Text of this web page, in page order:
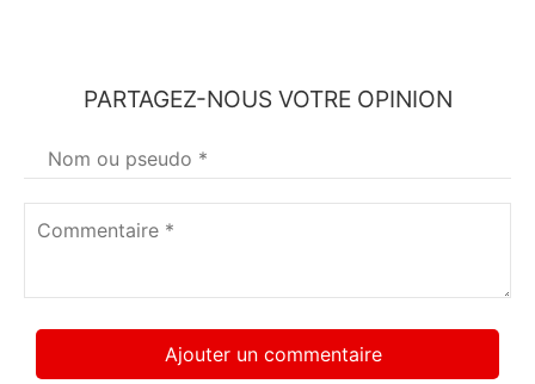
PARTAGEZ-NOUS VOTRE OPINION
Votre
nom*